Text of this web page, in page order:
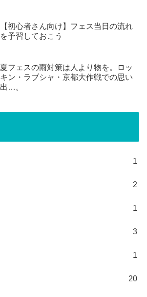
【初心者さん向け】フェス当日の流れ
を予習しておこう
夏フェスの雨対策は人より物を。ロッ
キン・ラブシャ・京都大作戦での思い
出…。
1
2
1
3
1
20